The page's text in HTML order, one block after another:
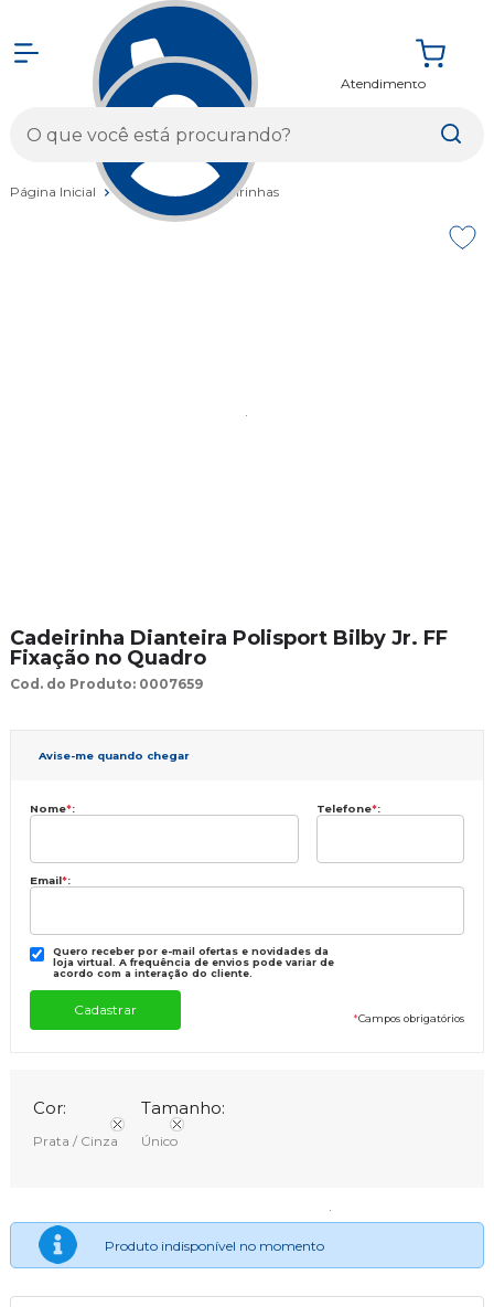
Atendimento
Página Inicial Acessórios Cadeirinhas
Cadeirinha Dianteira Polisport Bilby Jr. FF
Fixação no Quadro
Cod. do Produto: 0007659
Avise-me quando chegar
Nome*: Telefone*:
Email*:
Quero receber por e-mail ofertas e novidades da
loja virtual. A frequência de envios pode variar de
acordo com a interação do cliente.
*Campos obrigatórios
Cor:
Prata / Cinza
Tamanho:
Único
Produto indisponível no momento